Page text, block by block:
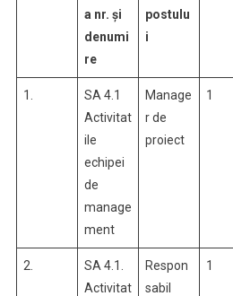
a nr. și
denumi
re
postulu
i
1.
SA 4.1
Activitat
ile
echipei
de
manage
ment
Manage
r de
proiect
1
2.
SA 4.1.
Activitat
Respon
sabil
1